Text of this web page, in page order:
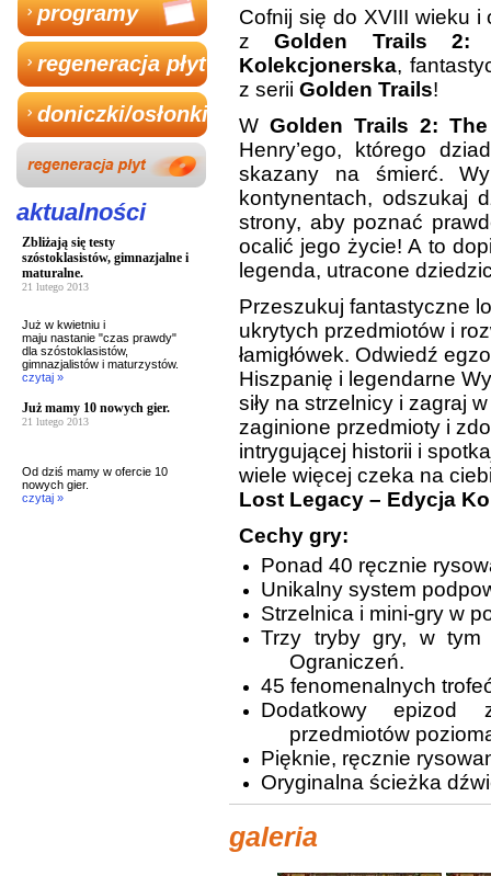
programy
regeneracja płyt
doniczki/osłonki
aktualności
Zbliżają się testy
szóstoklasistów, gimnazjalne i
maturalne.
21 lutego 2013
Już w kwietniu i
maju nastanie "czas prawdy"
dla szóstoklasistów,
gimnazjalistów i maturzystów.
czytaj »
Już mamy 10 nowych gier.
21 lutego 2013
Od dziś mamy w ofercie 10
nowych gier.
czytaj »
Cofnij się do XVIII wieku
zGolden Trails
Kolekcjonerska,
z serii Golden Trails!
W Golden Trails 2:
Henry’ego, którego
skazany na śmierć.
kontynentach, odszukaj
strony, aby poznać
ocalić jego życie! A to
legenda, utracone
Przeszukuj fantastyczne
ukrytych przedmiotów i
łamigłówek. Odwiedź
Hiszpanię i legendarne
siły na strzelnicy i zagraj
zaginione przedmioty i
intrygującej historii i
wiele więcej czeka na
Lost Legacy – Edycja
Cechy gry:
Ponad 40 ręcznie
Unikalny system
Strzelnica i mini-gry w
Trzy tryby gry, w tym
Ograniczeń.
45 fenomenalnych
Dodatkowy epizod
przedmiotów
Pięknie, ręcznie
Oryginalna ścieżka
galeria